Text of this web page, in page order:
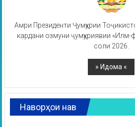
Амри Президенти Ҷумҳурии
кардани озмуни ҷумҳуриявии
соли 2026.
Наворҳои нав